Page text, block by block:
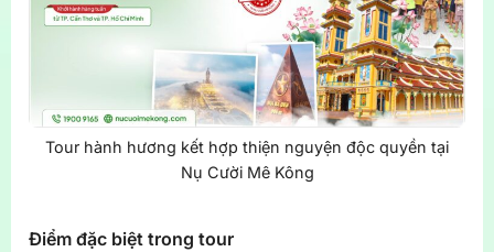
Tour hành hương kết hợp thiện nguyện độc quyền tại
Nụ Cười Mê Kông
Điểm đặc biệt trong tour